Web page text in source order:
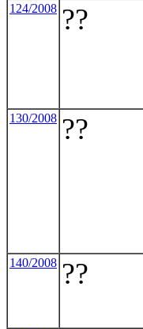
124/2008 ??
130/2008 ??
140/2008 ??